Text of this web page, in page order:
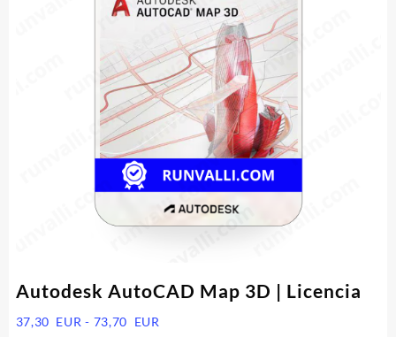
Autodesk AutoCAD Map 3D | Licencia
37,30 EUR - 73,70 EUR